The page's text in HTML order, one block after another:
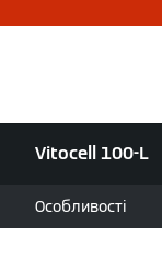
Vitocell 100-L
Особливості